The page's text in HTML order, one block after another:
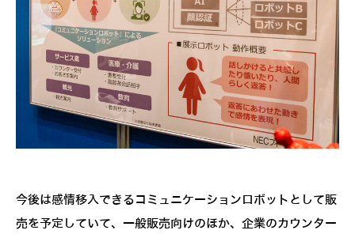
今後は感情移入できるコミュニケーションロボットとして販
売を予定していて、一般販売向けのほか、企業のカウンター